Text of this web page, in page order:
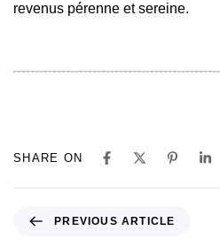
revenus pérenne et sereine.
SHARE ON
PREVIOUS ARTICLE